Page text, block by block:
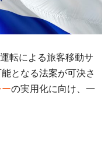
転による旅客移動サ
となる法案が可決さ
の実用化に向け、一